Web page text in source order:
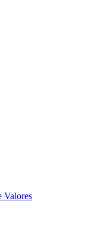
Valores